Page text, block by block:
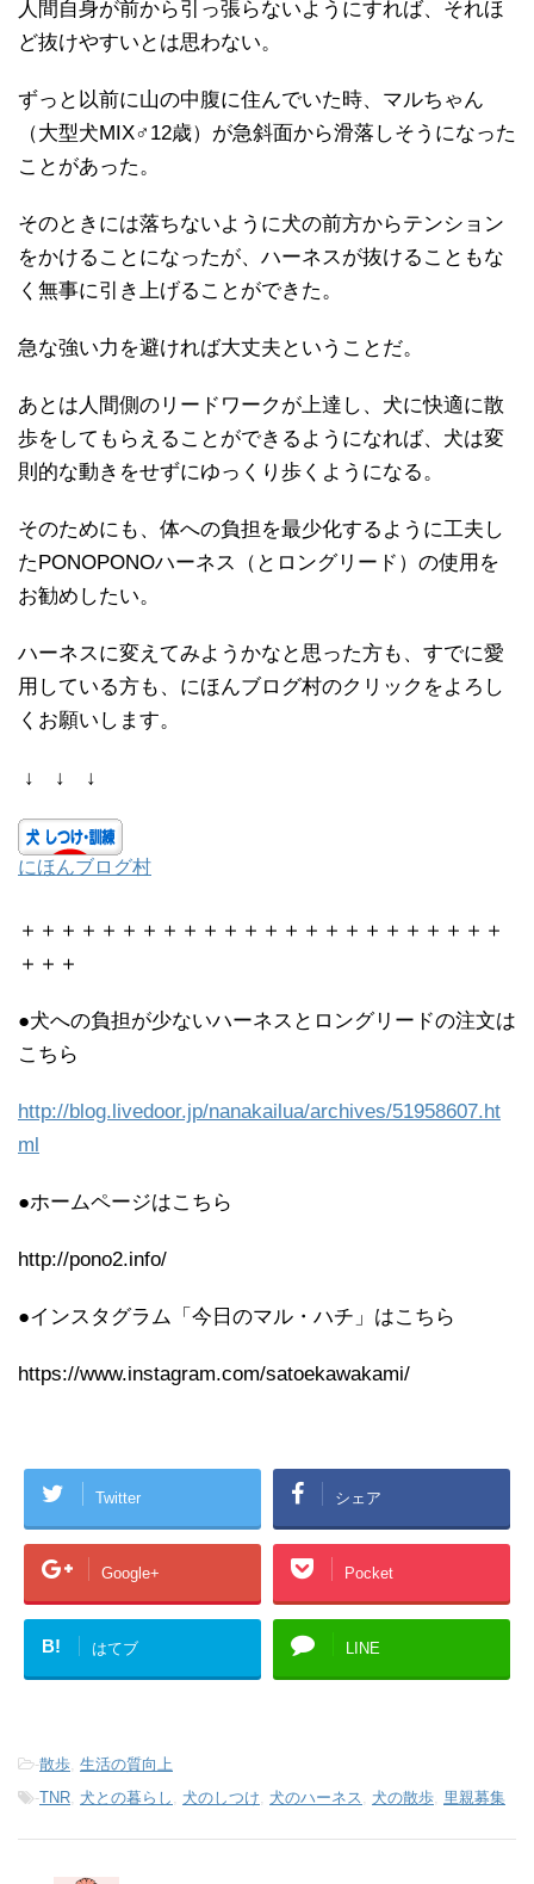
人間自身が前から引っ張らないようにすれば、それほ
ど抜けやすいとは思わない。
ずっと以前に山の中腹に住んでいた時、マルちゃん
（大型犬MIX♂12歳）が急斜面から滑落しそうになった
ことがあった。
そのときには落ちないように犬の前方からテンション
をかけることになったが、ハーネスが抜けることもな
く無事に引き上げることができた。
急な強い力を避ければ大丈夫ということだ。
あとは人間側のリードワークが上達し、犬に快適に散
歩をしてもらえることができるようになれば、犬は変
則的な動きをせずにゆっくり歩くようになる。
そのためにも、体への負担を最少化するように工夫し
たPONOPONOハーネス（とロングリード）の使用を
お勧めしたい。
ハーネスに変えてみようかなと思った方も、すでに愛
用している方も、にほんブログ村のクリックをよろし
くお願いします。
↓ ↓ ↓
にほんブログ村
＋＋＋＋＋＋＋＋＋＋＋＋＋＋＋＋＋＋＋＋＋＋＋＋
＋＋＋
●犬への負担が少ないハーネスとロングリードの注文は
こちら
http://blog.livedoor.jp/nanakailua/archives/51958607.ht
ml
●ホームページはこちら
http://pono2.info/
●インスタグラム「今日のマル・ハチ」はこちら
https://www.instagram.com/satoekawakami/
Twitter シェア
Google+ Pocket
B! はてブ LINE
-散歩, 生活の質向上
-TNR, 犬との暮らし , 犬のしつけ, 犬のハーネス, 犬の散歩, 里親募集